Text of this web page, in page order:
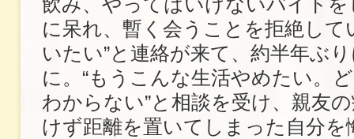
に呆れ、暫く会うことを拒絶して
いたい”と連絡が来て、約半年ぶ
に。“もうこんな生活やめたい。
わからない”と相談を受け、親友
けず距離を置いてしまった自分を